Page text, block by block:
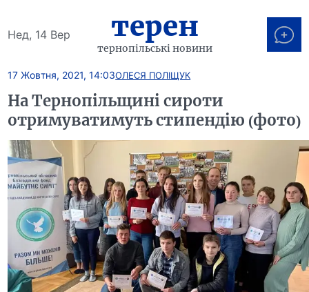
Нед, 14 Вер терен
тернопільські новини
17 Жовтня, 2021, 14:03ОЛЕСЯ ПОЛІЩУК
На Тернопільщині сироти
отримуватимуть стипендію (фото)